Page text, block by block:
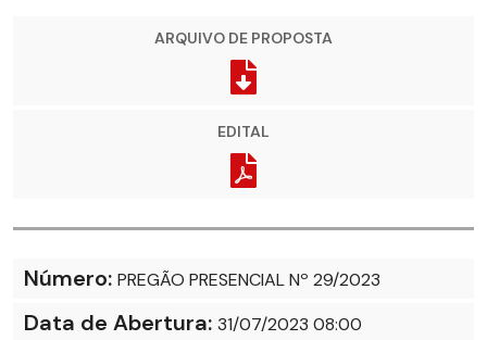
ARQUIVO DE PROPOSTA
EDITAL
Número: PREGÃO PRESENCIAL Nº 29/2023
Data de Abertura: 31/07/2023 08:00